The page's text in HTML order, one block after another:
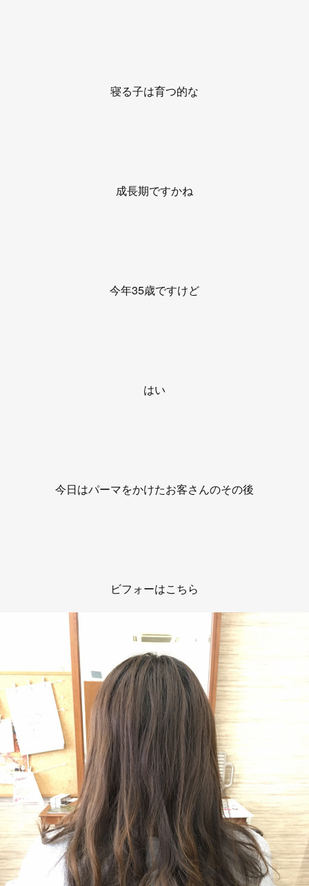
寝る子は育つ的な
成長期ですかね
今年35歳ですけど
はい
今日はパーマをかけたお客さんのその後
ビフォーはこちら